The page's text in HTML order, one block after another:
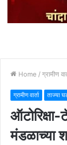
Home / ग्रामीण
ग्रामीण वार्ता ताज्या
मंडळाच्या